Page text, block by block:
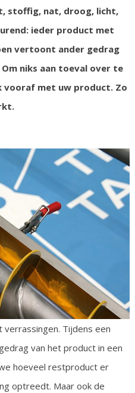
stoffig, nat, droog, licht,
ieder product met
vertoont ander gedrag
niks aan toeval over te
vooraf met uw product. Zo
Tijdens een
van het product in een
hoeveel restproduct er
optreedt. Maar ook de